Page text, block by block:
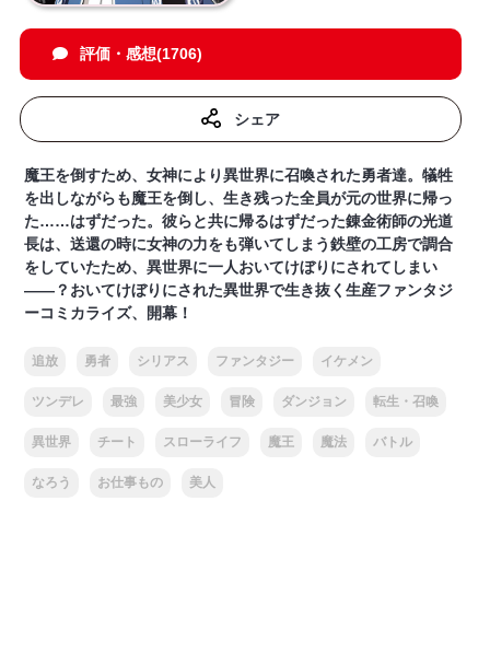
評価・感想(1706)
シェア
魔王を倒すため、女神により異世界に召喚された勇者達。犠牲
を出しながらも魔王を倒し、生き残った全員が元の世界に帰っ
た……はずだった。彼らと共に帰るはずだった錬金術師の光道
長は、送還の時に女神の力をも弾いてしまう鉄壁の工房で調合
をしていたため、異世界に一人おいてけぼりにされてしまい
――？おいてけぼりにされた異世界で生き抜く生産ファンタジ
ーコミカライズ、開幕！
追放 勇者 シリアス ファンタジー イケメン
ツンデレ 最強 美少女 冒険 ダンジョン 転生・召喚
異世界 チート スローライフ 魔王 魔法 バトル
なろう お仕事もの 美人